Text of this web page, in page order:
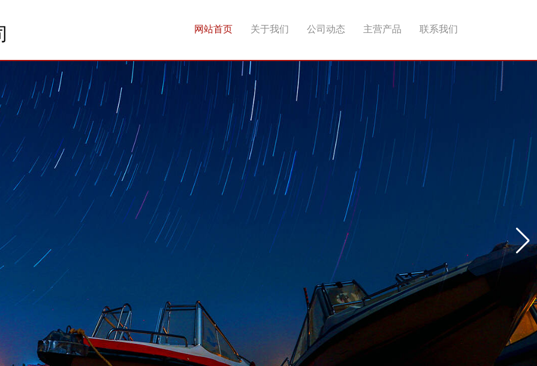
网站首页 关于我们 公司动态 主营产品 联系我们